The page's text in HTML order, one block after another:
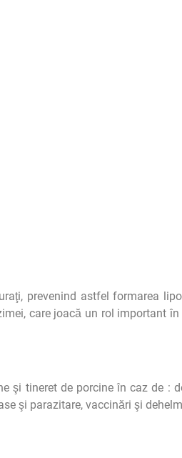
prevenind astfel formarea
care joacă un rol important în
şi tineret de porcine în caz de :
şi parazitare, vaccinări şi